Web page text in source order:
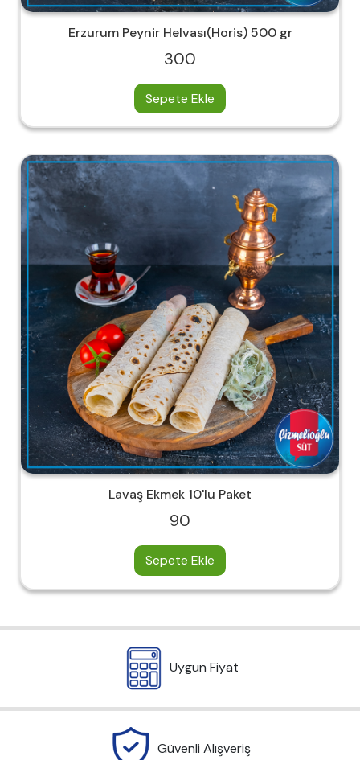
Erzurum Peynir Helvası(Horis) 500 gr
300
Sepete Ekle
Lavaş Ekmek 10'lu Paket
90
Sepete Ekle
Uygun Fiyat
Güvenli Alışveriş